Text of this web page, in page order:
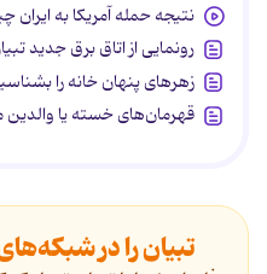
نتیجه حمله آمریکا به
رونمایی از اتاق برق جدید
زهرهای پنهان خانه را
قهرمان‌های خسته یا والدین
تبیان را در